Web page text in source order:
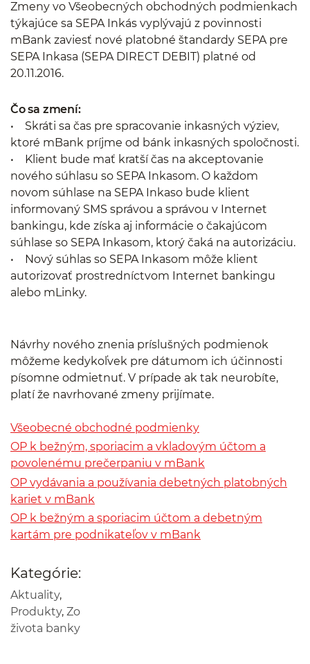
Zmeny vo Všeobecných obchodných podmienkach
týkajúce sa SEPA Inkás vyplývajú z povinnosti
mBank zaviesť nové platobné štandardy SEPA pre
SEPA Inkasa (SEPA DIRECT DEBIT) platné od
20.11.2016.
Čo sa zmení:
• Skráti sa čas pre spracovanie inkasných výziev,
ktoré mBank príjme od bánk inkasných spoločnosti.
• Klient bude mať kratší čas na akceptovanie
nového súhlasu so SEPA Inkasom. O každom
novom súhlase na SEPA Inkaso bude klient
informovaný SMS správou a správou v Internet
bankingu, kde získa aj informácie o čakajúcom
súhlase so SEPA Inkasom, ktorý čaká na autorizáciu.
• Nový súhlas so SEPA Inkasom môže klient
autorizovať prostredníctvom Internet bankingu
alebo mLinky.
Návrhy nového znenia príslušných podmienok
môžeme kedykoľvek pre dátumom ich účinnosti
písomne odmietnuť. V prípade ak tak neurobíte,
platí že navrhované zmeny prijímate.
Všeobecné obchodné podmienky
OP k bežným, sporiacim a vkladovým účtom a
povolenému prečerpaniu v mBank
OP vydávania a používania debetných platobných
kariet v mBank
OP k bežným a sporiacim účtom a debetným
kartám pre podnikateľov v mBank
Kategórie:
Aktuality,
Produkty, Zo
života banky